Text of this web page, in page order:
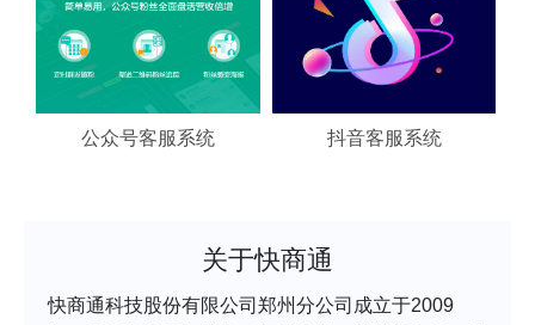
公众号客服系统 抖音客服系统
关于快商通
快商通科技股份有限公司郑州分公司成立于2009